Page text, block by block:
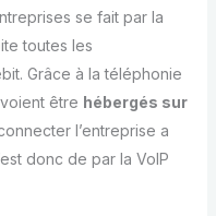
se fait par la
toutes les
Grâce à la téléphonie
être hébergés sur
connecter l’entreprise a
donc de par la VoIP